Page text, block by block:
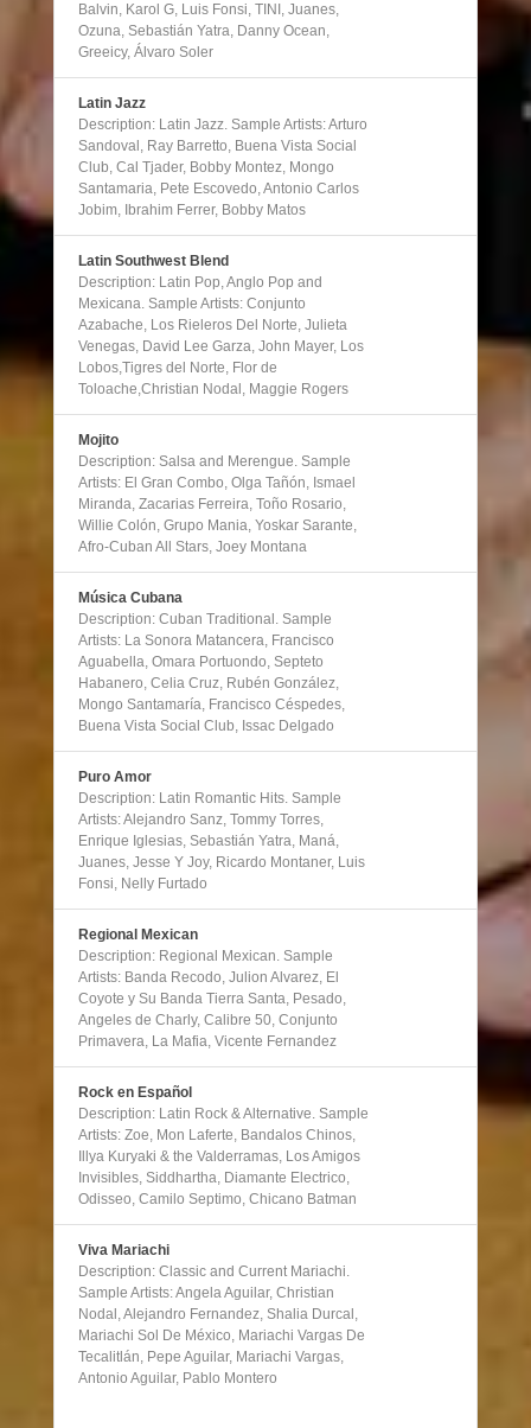
Balvin, Karol G, Luis Fonsi, TINI, Juanes,
Ozuna, Sebastián Yatra, Danny Ocean,
Greeicy, Álvaro Soler
Latin Jazz
Description: Latin Jazz. Sample Artists: Arturo
Sandoval, Ray Barretto, Buena Vista Social
Club, Cal Tjader, Bobby Montez, Mongo
Santamaria, Pete Escovedo, Antonio Carlos
Jobim, Ibrahim Ferrer, Bobby Matos
Latin Southwest Blend
Description: Latin Pop, Anglo Pop and
Mexicana. Sample Artists: Conjunto
Azabache, Los Rieleros Del Norte, Julieta
Venegas, David Lee Garza, John Mayer, Los
Lobos,Tigres del Norte, Flor de
Toloache,Christian Nodal, Maggie Rogers
Mojito
Description: Salsa and Merengue. Sample
Artists: El Gran Combo, Olga Tañón, Ismael
Miranda, Zacarias Ferreira, Toño Rosario,
Willie Colón, Grupo Mania, Yoskar Sarante,
Afro-Cuban All Stars, Joey Montana
Música Cubana
Description: Cuban Traditional. Sample
Artists: La Sonora Matancera, Francisco
Aguabella, Omara Portuondo, Septeto
Habanero, Celia Cruz, Rubén González,
Mongo Santamaría, Francisco Céspedes,
Buena Vista Social Club, Issac Delgado
Puro Amor
Description: Latin Romantic Hits. Sample
Artists: Alejandro Sanz, Tommy Torres,
Enrique Iglesias, Sebastián Yatra, Maná,
Juanes, Jesse Y Joy, Ricardo Montaner, Luis
Fonsi, Nelly Furtado
Regional Mexican
Description: Regional Mexican. Sample
Artists: Banda Recodo, Julion Alvarez, El
Coyote y Su Banda Tierra Santa, Pesado,
Angeles de Charly, Calibre 50, Conjunto
Primavera, La Mafia, Vicente Fernandez
Rock en Español
Description: Latin Rock & Alternative. Sample
Artists: Zoe, Mon Laferte, Bandalos Chinos,
Illya Kuryaki & the Valderramas, Los Amigos
Invisibles, Siddhartha, Diamante Electrico,
Odisseo, Camilo Septimo, Chicano Batman
Viva Mariachi
Description: Classic and Current Mariachi.
Sample Artists: Angela Aguilar, Christian
Nodal, Alejandro Fernandez, Shalia Durcal,
Mariachi Sol De México, Mariachi Vargas De
Tecalitlán, Pepe Aguilar, Mariachi Vargas,
Antonio Aguilar, Pablo Montero